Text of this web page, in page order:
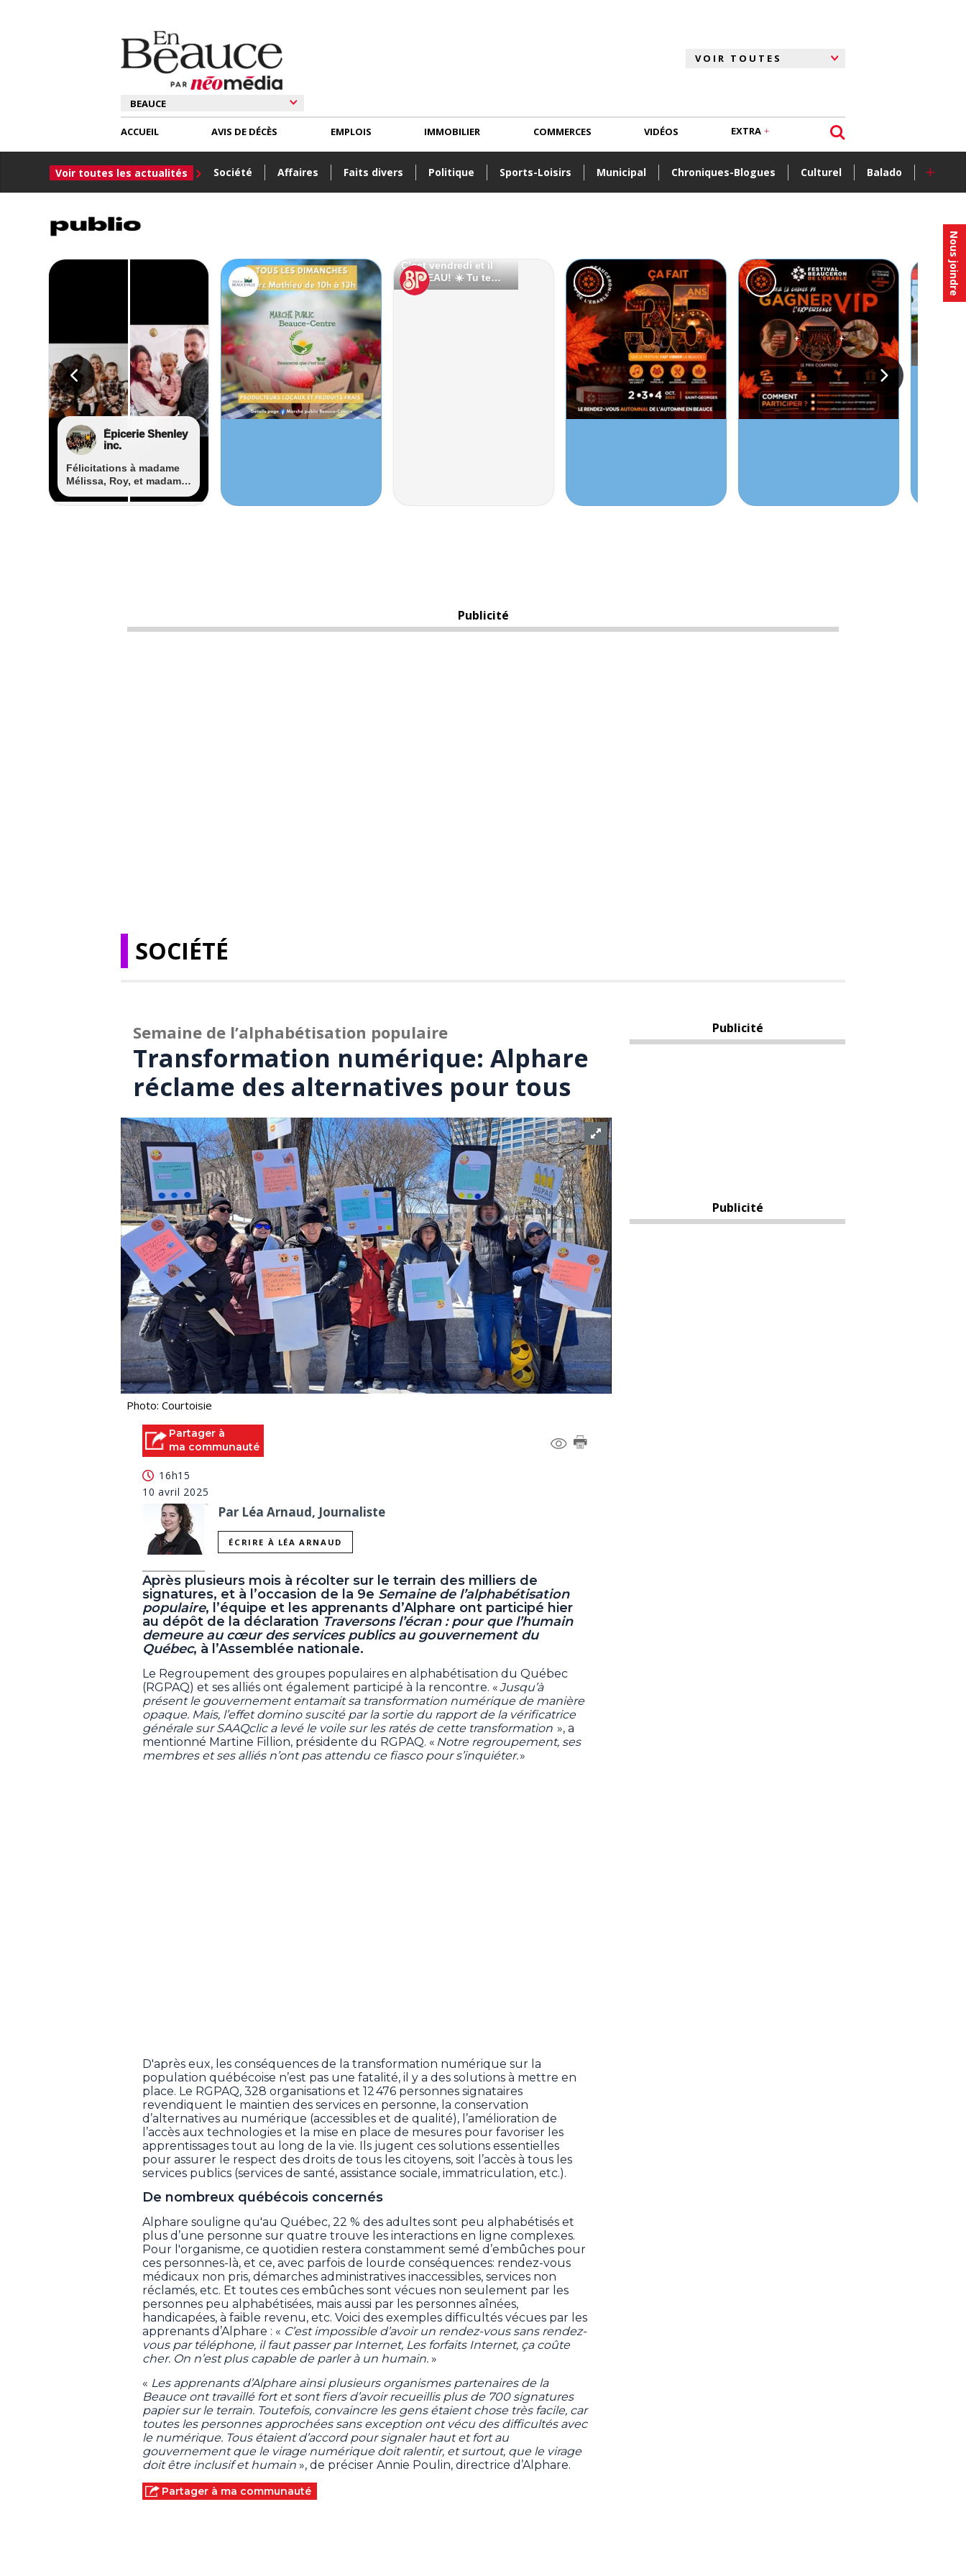
Nous joindre
ACCUEIL
Voir toutes les actualités Société Affaires Faits divers Politique Sports-Loisirs Municipal Chroniques-Blogues Culturel Balado +
AVIS DE DÉCÈS EMPLOIS IMMOBILIER COMMERCES VIDÉOS EXTRA
Publicité
SOCIÉTÉ
Semaine de l’alphabétisation populaire
Transformation numérique: Alphare
réclame des alternatives pour tous
Photo: Courtoisie
Partager à
ma communauté
16h15
10 avril 2025
Par Léa Arnaud, Journaliste
ÉCRIRE À LÉA ARNAUD
Après plusieurs mois à récolter sur le terrain des milliers de
signatures, et à l’occasion de la 9e Semaine de l’alphabétisation
populaire, l’équipe et les apprenants d’Alphare ont participé hier
au dépôt de la déclaration Traversons l’écran : pour que l’humain
demeure au cœur des services publics au gouvernement du
Québec, à l’Assemblée nationale.
Le Regroupement des groupes populaires en alphabétisation du Québec
(RGPAQ) et ses alliés ont également participé à la rencontre. «Jusqu’à
présent le gouvernement entamait sa transformation numérique de manière
opaque. Mais, l’effet domino suscité par la sortie du rapport de la vérificatrice
générale sur SAAQclic a levé le voile sur les ratés de cette transformation », a
mentionné Martine Fillion, présidente du RGPAQ. « Notre regroupement, ses
membres et ses alliés n’ont pas attendu ce fiasco pour s’inquiéter.»
D'après eux, les conséquences de la transformation numérique sur la
population québécoise n’est pas une fatalité, il y a des solutions à mettre en
place. Le RGPAQ, 328 organisations et 12 476 personnes signataires
revendiquent le maintien des services en personne, la conservation
d’alternatives au numérique (accessibles et de qualité), l’amélioration de
l’accès aux technologies et la mise en place de mesures pour favoriser les
apprentissages tout au long de la vie. Ils jugent ces solutions essentielles
pour assurer le respect des droits de tous les citoyens, soit l’accès à tous les
services publics (services de santé, assistance sociale, immatriculation, etc.).
De nombreux québécois concernés
Alphare souligne qu'au Québec, 22 % des adultes sont peu alphabétisés et
plus d’une personne sur quatre trouve les interactions en ligne complexes.
Pour l'organisme, ce quotidien restera constamment semé d’embûches pour
ces personnes-là, et ce, avec parfois de lourde conséquences: rendez-vous
médicaux non pris, démarches administratives inaccessibles, services non
réclamés, etc. Et toutes ces embûches sont vécues non seulement par les
personnes peu alphabétisées, mais aussi par les personnes aînées,
handicapées, à faible revenu, etc. Voici des exemples difficultés vécues par les
apprenants d’Alphare : « C’est impossible d’avoir un rendez-vous sans rendez-
vous par téléphone, il faut passer par Internet, Les forfaits Internet, ça coûte
cher. On n’est plus capable de parler à un humain. »
« Les apprenants d’Alphare ainsi plusieurs organismes partenaires de la
Beauce ont travaillé fort et sont fiers d’avoir recueillis plus de 700 signatures
papier sur le terrain. Toutefois, convaincre les gens étaient chose très facile, car
toutes les personnes approchées sans exception ont vécu des difficultés avec
le numérique. Tous étaient d’accord pour signaler haut et fort au
gouvernement que le virage numérique doit ralentir, et surtout, que le virage
doit être inclusif et humain », de préciser Annie Poulin, directrice d’Alphare.
Partager à ma communauté
Publicité
Publicité